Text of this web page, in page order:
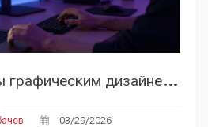
Г
де брать заказы графическим дизайнерам в 2026 году: полные источники
03/29/2026